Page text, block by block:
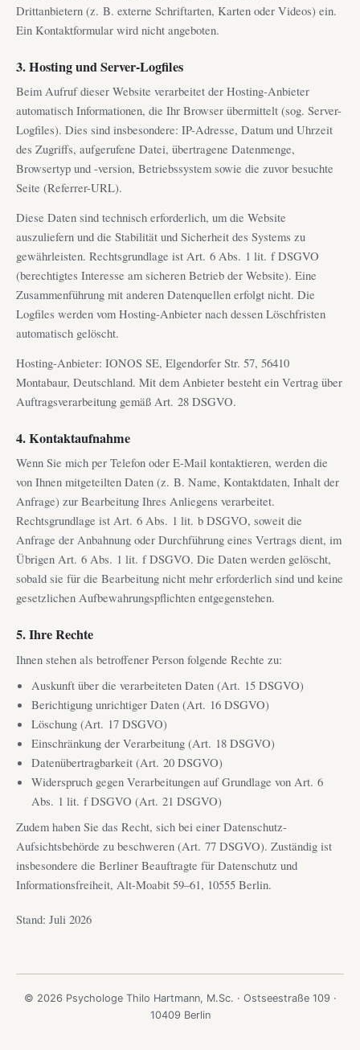
Drittanbietern (z. B. externe Schriftarten, Karten oder Videos) ein.
Ein Kontaktformular wird nicht angeboten.
3. Hosting und Server-Logfiles
Beim Aufruf dieser Website verarbeitet der Hosting-Anbieter
automatisch Informationen, die Ihr Browser übermittelt (sog. Server-
Logfiles). Dies sind insbesondere: IP-Adresse, Datum und Uhrzeit
des Zugriffs, aufgerufene Datei, übertragene Datenmenge,
Browsertyp und -version, Betriebssystem sowie die zuvor besuchte
Seite (Referrer-URL).
Diese Daten sind technisch erforderlich, um die Website
auszuliefern und die Stabilität und Sicherheit des Systems zu
gewährleisten. Rechtsgrundlage ist Art. 6 Abs. 1 lit. f DSGVO
(berechtigtes Interesse am sicheren Betrieb der Website). Eine
Zusammenführung mit anderen Datenquellen erfolgt nicht. Die
Logfiles werden vom Hosting-Anbieter nach dessen Löschfristen
automatisch gelöscht.
Hosting-Anbieter: IONOS SE, Elgendorfer Str. 57, 56410
Montabaur, Deutschland. Mit dem Anbieter besteht ein Vertrag über
Auftragsverarbeitung gemäß Art. 28 DSGVO.
4. Kontaktaufnahme
Wenn Sie mich per Telefon oder E-Mail kontaktieren, werden die
von Ihnen mitgeteilten Daten (z. B. Name, Kontaktdaten, Inhalt der
Anfrage) zur Bearbeitung Ihres Anliegens verarbeitet.
Rechtsgrundlage ist Art. 6 Abs. 1 lit. b DSGVO, soweit die
Anfrage der Anbahnung oder Durchführung eines Vertrags dient, im
Übrigen Art. 6 Abs. 1 lit. f DSGVO. Die Daten werden gelöscht,
sobald sie für die Bearbeitung nicht mehr erforderlich sind und keine
gesetzlichen Aufbewahrungspflichten entgegenstehen.
5. Ihre Rechte
Ihnen stehen als betroffener Person folgende Rechte zu:
Auskunft über die verarbeiteten Daten (Art. 15 DSGVO)
Berichtigung unrichtiger Daten (Art. 16 DSGVO)
Löschung (Art. 17 DSGVO)
Einschränkung der Verarbeitung (Art. 18 DSGVO)
Datenübertragbarkeit (Art. 20 DSGVO)
Widerspruch gegen Verarbeitungen auf Grundlage von Art. 6
Abs. 1 lit. f DSGVO (Art. 21 DSGVO)
Zudem haben Sie das Recht, sich bei einer Datenschutz-
Aufsichtsbehörde zu beschweren (Art. 77 DSGVO). Zuständig ist
insbesondere die Berliner Beauftragte für Datenschutz und
Informationsfreiheit, Alt-Moabit 59–61, 10555 Berlin.
Stand: Juli 2026
© 2026 Psychologe Thilo Hartmann, M.Sc. · Ostseestraße 109 ·
10409 Berlin